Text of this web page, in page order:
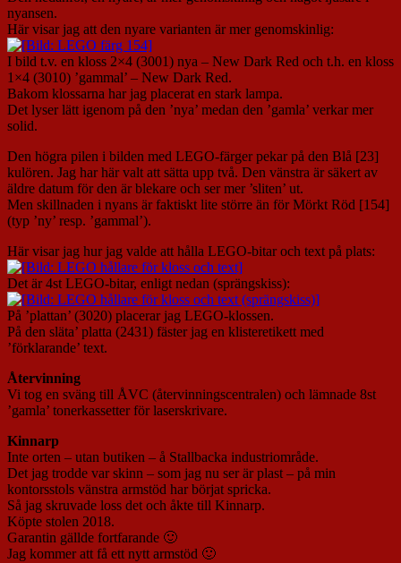
nyansen.
Här visar jag att den nyare varianten är mer genomskinlig:
I bild t.v. en kloss 2×4 (3001) nya – New Dark Red och t.h. en kloss
1×4 (3010) ’gammal’ – New Dark Red.
Bakom klossarna har jag placerat en stark lampa.
Det lyser lätt igenom på den ’nya’ medan den ’gamla’ verkar mer
solid.
Den högra pilen i bilden med LEGO-färger pekar på den Blå [23]
kulören. Jag har här valt att sätta upp två. Den vänstra är säkert av
äldre datum för den är blekare och ser mer ’sliten’ ut.
Men skillnaden i nyans är faktiskt lite större än för Mörkt Röd [154]
(typ ’ny’ resp. ’gammal’).
Här visar jag hur jag valde att hålla LEGO-bitar och text på plats:
Det är 4st LEGO-bitar, enligt nedan (sprängskiss):
På ’plattan’ (3020) placerar jag LEGO-klossen.
På den släta’ platta (2431) fäster jag en klisteretikett med
’förklarande’ text.
Återvinning
Vi tog en sväng till ÅVC (återvinningscentralen) och lämnade 8st
’gamla’ tonerkassetter för laserskrivare.
Kinnarp
Inte orten – utan butiken – å Stallbacka industriområde.
Det jag trodde var skinn – som jag nu ser är plast – på min
kontorsstols vänstra armstöd har börjat spricka.
Så jag skruvade loss det och åkte till Kinnarp.
Köpte stolen 2018.
Garantin gällde fortfarande 🙂
Jag kommer att få ett nytt armstöd 🙂